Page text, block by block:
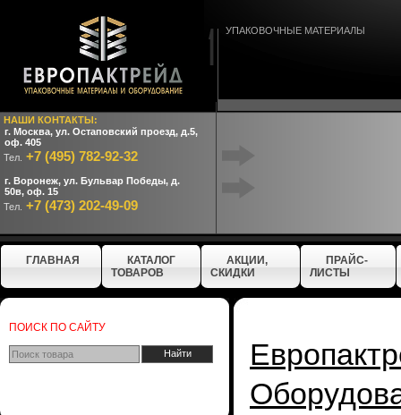
НАШИ КОНТАКТЫ:
г. Москва, ул. Остаповский проезд, д.5,
оф. 405
Тел. +7 (495) 782-92-32
г. Воронеж, ул. Бульвар Победы, д.
50в, оф. 15
Тел. +7 (473) 202-49-09
УПАКОВОЧНЫЕ МАТЕРИАЛЫ
ГЛАВНАЯ
КАТАЛОГ
ТОВАРОВ
АКЦИИ,
СКИДКИ
ПРАЙС-
ЛИСТЫ
ПОИСК ПО САЙТУ